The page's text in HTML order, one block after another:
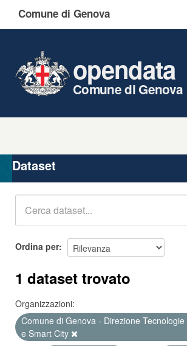
Comune di Genova
opendata
Comune di Genova
Organizzazioni
Gruppi
Dataset
Ordina per
1 dataset trovato
Organizzazioni:
Comune di Genova - Direzione
e Smart City